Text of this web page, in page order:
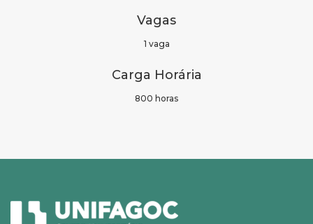
Vagas
1 vaga
Carga Horária
800 horas